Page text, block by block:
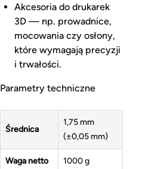
Akcesoria do drukarek
3D — np. prowadnice,
mocowania czy osłony,
które wymagają precyzji
i trwałości.
Parametry techniczne
Średnica
1,75 mm
(±0,05 mm)
Waga netto 1000 g